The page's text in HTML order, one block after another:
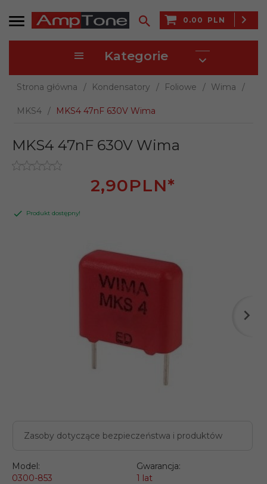
0.00 PLN
Kategorie
Strona główna Kondensatory Foliowe Wima
MKS4 MKS4 47nF 630V Wima
Zasoby dotyczące bezpieczeństwa i produktów
MKS4 47nF 630V Wima
2,90PLN*
Produkt dostępny!
Model:
0300-853
Gwarancja:
1 lat